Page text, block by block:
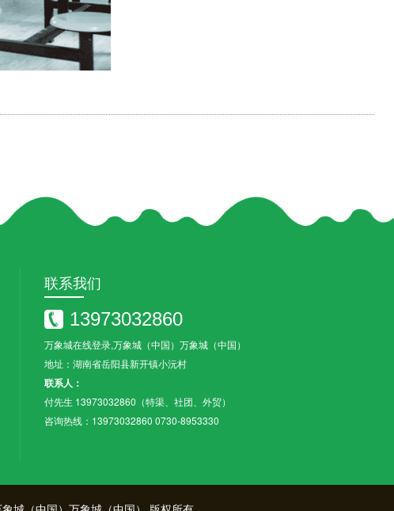
联系我们
13973032860
万象城在线登录,万象城（中国）万象城（中国）
地址：湖南省岳阳县新开镇小沅村
联系人：
付先生 13973032860（特渠、社团、外贸）
咨询热线：13973032860 0730-8953330